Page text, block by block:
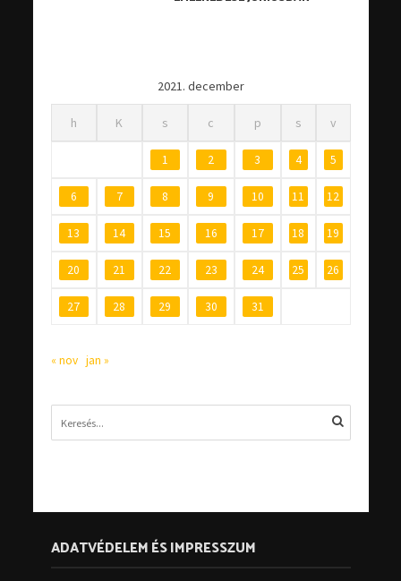
2021. december
h K s c p s v
1 2 3 4 5
6 7 8 9 10 11 12
13 14 15 16 17 18 19
20 21 22 23 24 25 26
27 28 29 30 31
« nov jan »
ADATVÉDELEM ÉS IMPRESSZUM